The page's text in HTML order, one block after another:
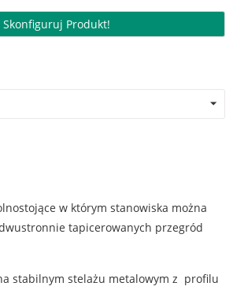
Skonfiguruj Produkt!
w którym stanowiska można
tapicerowanych przegród
stabilnym stelażu metalowym z profilu